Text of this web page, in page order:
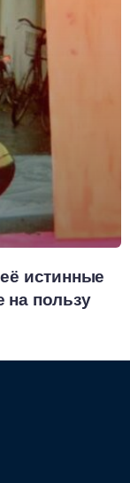
истинные
на пользу